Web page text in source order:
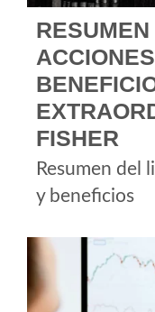
FISHER
Resumen del
y beneficios